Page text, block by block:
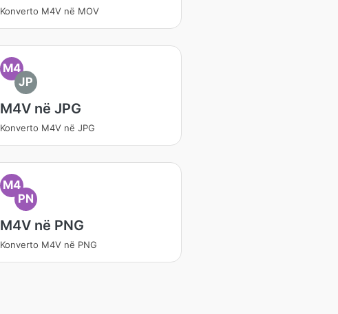
Konverto M4V në MOV
M4
JP
M4V në JPG
Konverto M4V në JPG
M4
PN
M4V në PNG
Konverto M4V në PNG